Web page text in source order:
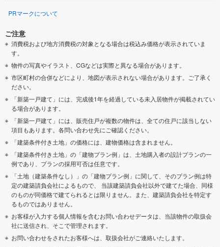
PRマークについて
ご注意
消費税および地方消費税の対象となる場合は税込み価格が表示されていま
す。
物件の写真やイラスト、CGなどは実際と異なる場合があります。
市区町村の合併などにより、地図が表示されない場合があります。ご了承く
ださい。
「新築一戸建て」には、完成後1年を経過している未入居物件が掲載されてい
る場合があります。
「新築一戸建て」には、販売住戸が複数の物件は、全ての住戸に該当しない
項目もあります。各問い合わせ先にご確認ください。
「建築条件付き土地」の価格には、建物価格は含まれません。
「建築条件付き土地」の「建物プラン例」は、土地購入者の設計プランの一
例であり、プランの採用可否は任意です。
「土地（建築条件なし）」の「建物プラン例」に関して、そのプラン例は特
定の建築請負会社によるもので、 当該建築請負会社以外で建てた場合、同様
のものが同価格で建てられるとは限りません。また、建築請負会社を特定す
るものではありません。
お客様が入力する個人情報を含むお問い合わせデータは、当該物件の取扱会
社に送信され、そこで管理されます。
お問い合わせをされたお客様へは、取扱会社がご連絡いたします。